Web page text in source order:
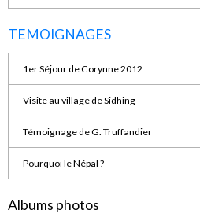
TEMOIGNAGES
1er Séjour de Corynne 2012
Visite au village de Sidhing
Témoignage de G. Truffandier
Pourquoi le Népal ?
Albums photos